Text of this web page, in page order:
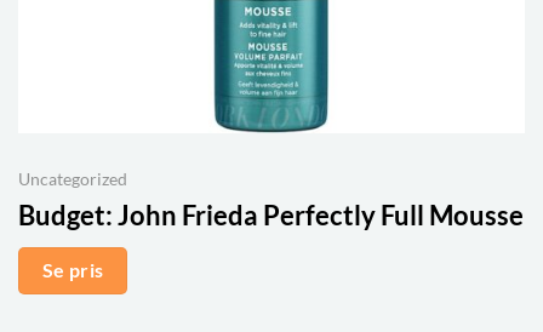
Uncategorized
Budget:John Frieda Perfectly Full Mousse
Se pris